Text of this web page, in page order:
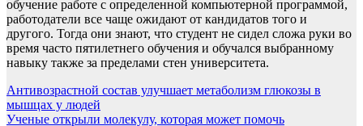
обучение работе с определенной компьютерной программой,
работодатели все чаще ожидают от кандидатов того и
другого. Тогда они знают, что студент не сидел сложа руки во
время часто пятилетнего обучения и обучался выбранному
навыку также за пределами стен университета.
Навигация
по
Антивозрастной состав улучшает метаболизм глюкозы в
мышцах у людей
Ученые открыли молекулу, которая может помочь